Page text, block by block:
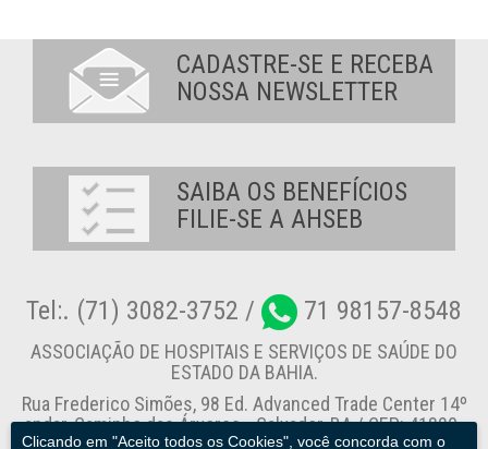
Clicando em "Aceito todos os Cookies", você concorda com o
CADASTRE-SE E RECEBA
NOSSA NEWSLETTER
SAIBA OS BENEFÍCIOS
FILIE-SE A AHSEB
Tel:. (71) 3082-3752 / 71 98157-8548
ASSOCIAÇÃO DE HOSPITAIS E SERVIÇOS DE SAÚDE DO
ESTADO DA BAHIA.
Rua Frederico Simões, 98 Ed. Advanced Trade Center 14º
andar, Caminho das Árvores - Salvador-BA / CEP: 41820-